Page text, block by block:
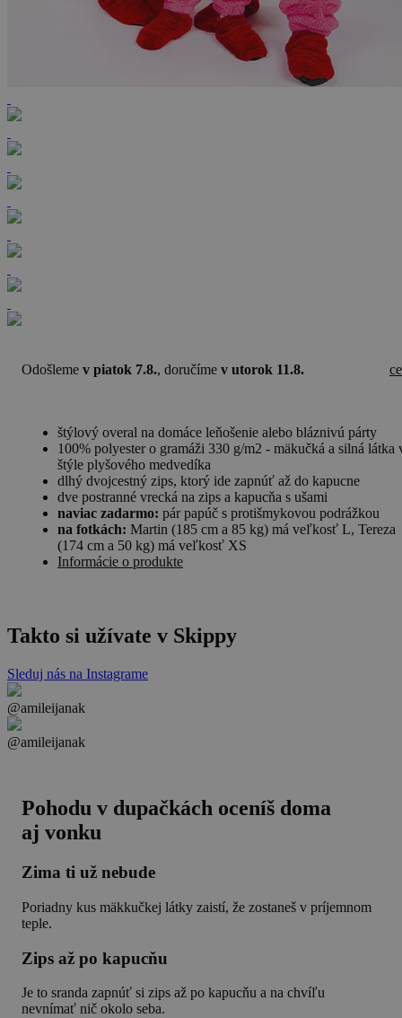
Odošleme v piatok 7.8., doručíme v utorok 11.8.
štýlový overal na domáce leňošenie alebo bláznivú párty
100% polyester o gramáži 330 g/m2 - mäkučká a silná látka
štýle plyšového medvedíka
dlhý dvojcestný zips, ktorý ide zapnúť až do kapucne
dve postranné vrecká na zips a kapucňa s ušami
naviac zadarmo: pár papúč s protišmykovou podrážkou
na fotkách: Martin (185 cm a 85 kg) má veľkosť L, Tereza
(174 cm a 50 kg) má veľkosť XS
Informácie o produkte
Takto si užívate v Skippy
Sleduj nás na Instagrame
@amileijanak
@amileijanak
Pohodu v dupačkách oceníš doma
aj vonku
Zima ti už nebude
Poriadny kus mäkkučkej látky zaistí, že zostaneš v príjemnom
teple.
Zips až po kapucňu
Je to sranda zapnúť si zips až po kapucňu a na chvíľu
nevnímať nič okolo seba.